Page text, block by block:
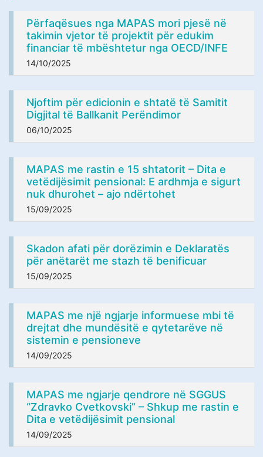
Përfaqësues nga MAPAS mori pjesë në
takimin vjetor të projektit për edukim
financiar të mbështetur nga OECD/INFE
14/10/2025
Njoftim për edicionin e shtatë të Samitit
Digjital të Ballkanit Perëndimor
06/10/2025
MAPAS me rastin e 15 shtatorit – Ditа e
vetëdijësimit pensional: E ardhmja e sigurt
nuk dhurohet – ajo ndërtohet
15/09/2025
Skadon afati për dorëzimin e Deklaratës
për anëtarët me stazh të benificuar
15/09/2025
MAPAS me një ngjarje informuese mbi të
drejtat dhe mundësitë e qytetarëve në
sistemin e pensioneve
14/09/2025
MAPAS me ngjarje qendrore në SGGUS
“Zdravko Cvetkovski” – Shkup me rastin e
Ditа e vetëdijësimit pensional
14/09/2025